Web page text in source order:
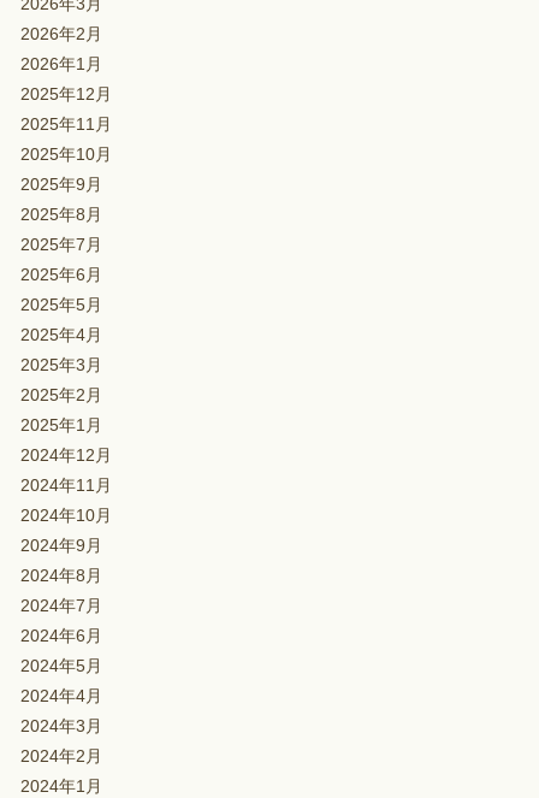
2026年3月
2026年2月
2026年1月
2025年12月
2025年11月
2025年10月
2025年9月
2025年8月
2025年7月
2025年6月
2025年5月
2025年4月
2025年3月
2025年2月
2025年1月
2024年12月
2024年11月
2024年10月
2024年9月
2024年8月
2024年7月
2024年6月
2024年5月
2024年4月
2024年3月
2024年2月
2024年1月